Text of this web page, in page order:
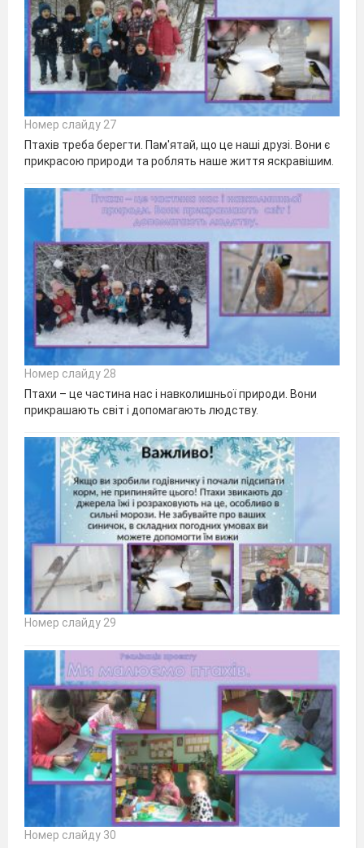
Номер слайду 27
Птахів треба берегти. Пам'ятай, що це наші друзі. Вони є
прикрасою природи та роблять наше життя яскравішим.
Номер слайду 28
Птахи – це частина нас і навколишньої природи. Вони
прикрашають світ і допомагають людству.
Номер слайду 29
Номер слайду 30